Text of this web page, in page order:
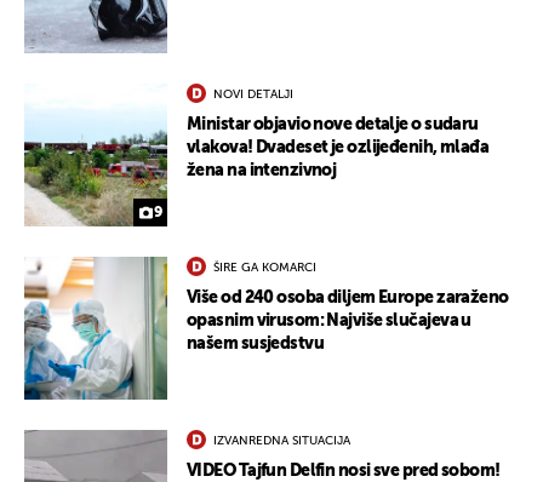
9
NOVI DETALJI
Ministar objavio nove detalje o sudaru
vlakova! Dvadeset je ozlijeđenih, mlađa
žena na intenzivnoj
ŠIRE GA KOMARCI
Više od 240 osoba diljem Europe zaraženo
opasnim virusom: Najviše slučajeva u
našem susjedstvu
IZVANREDNA SITUACIJA
VIDEO Tajfun Delfin nosi sve pred sobom!